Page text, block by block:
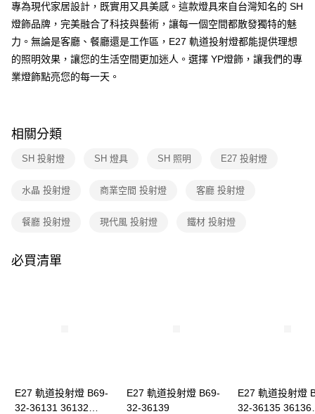
AFTEE先享後付
相關說明
【關於「AFTEE先享後付」】
AFTEE先享後付是「在收到商品之後才付款」的支付方式。 讓您購物簡單
便利好安心！
１．簡單：不需註冊會員、不需綁卡、不需儲值。
【「AFTEE先享後付」結帳流程】
１．於結帳方式選擇「AFTEE先享後付」後，將跳轉至「AFTEE先享後付」
結帳頁面，進行簡訊認證並確認金額後，即可完成結帳。
ATM／網路銀行／等多元方式進行付款，方視為交易完成。
購買商品的店家。未經商家同意取消之訂單仍視為有效，需透過AFTEE先享
是否繳費成功／繳費後需取消欲退款等相關疑問，請聯繫「AFTEE先享後付
客戶支援中心」
任。
４．使用「AFTEE先享後付」時，將依據個別帳號之用戶狀況，依本公司即
每筆NT$180，滿NT$5,000(含以上)免運費
專為現代家居設計，既實用又具美感。這款燈具來自台灣知名的 SH
燈飾品牌，完美融合了科技與藝術，讓每一個空間都散發獨特的魅
力。無論是客廳、餐廳還是工作區，E27 軌道投射燈都能提供理想
的照明效果，讓您的生活空間更加迷人。選擇 YP燈飾，讓我們的專
業燈飾點亮您的每一天。
相關分類
SH 投射燈 SH 燈具 SH 照明 E27 投射燈
水晶 投射燈 商業空間 投射燈 客廳 投射燈
餐廳 投射燈 現代風 投射燈 鐵材 投射燈
必買清單
E27 軌道投射燈 B69-
32-36131 36132
E27 軌道投射燈 B69-
32-36139
E27 軌道投射燈
32-36135 36136